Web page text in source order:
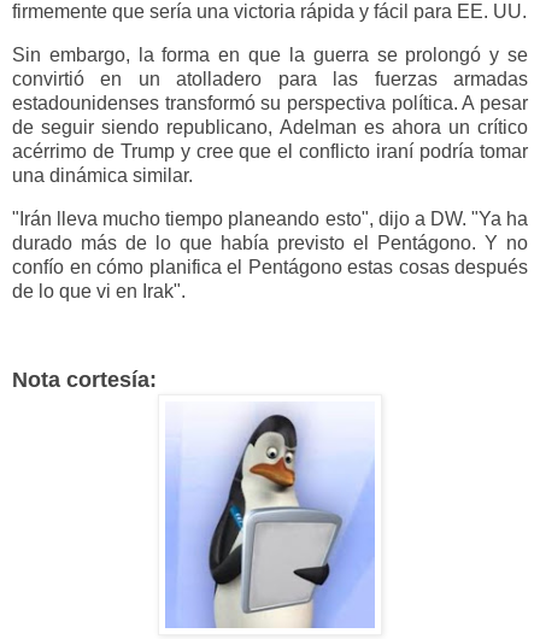
firmemente que sería una victoria rápida y fácil para EE. UU.
Sin embargo, la forma en que la guerra se prolongó y se
convirtió en un atolladero para las fuerzas armadas
estadounidenses transformó su perspectiva política. A pesar
de seguir siendo republicano, Adelman es ahora un crítico
acérrimo de Trump y cree que el conflicto iraní podría tomar
una dinámica similar.
"Irán lleva mucho tiempo planeando esto", dijo a DW. "Ya ha
durado más de lo que había previsto el Pentágono. Y no
confío en cómo planifica el Pentágono estas cosas después
de lo que vi en Irak".
Nota cortesía: